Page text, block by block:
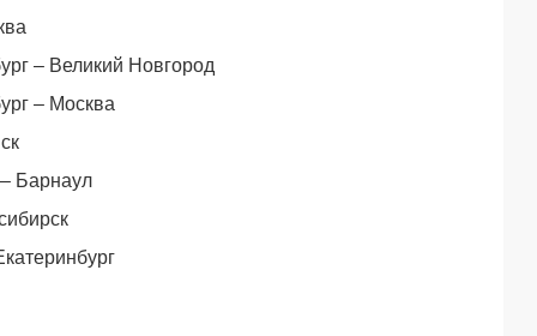
– Великий Новгород
– Москва
Барнаул